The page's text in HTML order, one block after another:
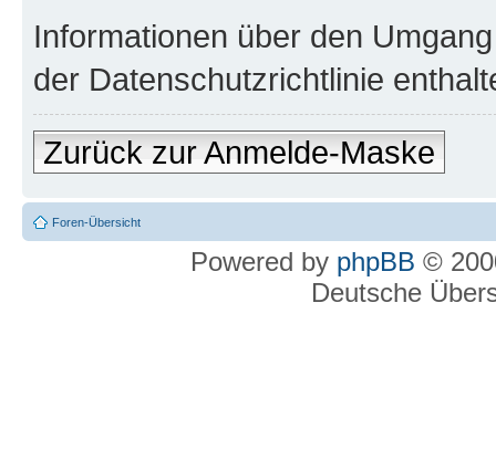
Informationen über den
der Datenschutzrichtlinie
Zurück zur Anmelde-Maske
Foren-Übersicht
Powered by phpBB ©
Deutsche